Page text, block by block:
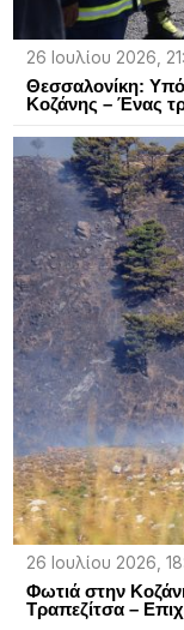
26 Ιουλίου 2026,
Θεσσαλονίκη:
Κοζάνης – Ένας
26 Ιουλίου 2026,
Φωτιά στην
Τραπεζίτσα –